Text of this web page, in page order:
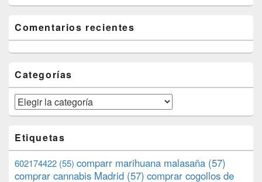
Comentarios recientes
Categorías
Categorías
Etiquetas
602174422 (55) comparr marihuana malasaña (57)
comprar cannabis Madrid (57) comprar cogollos de